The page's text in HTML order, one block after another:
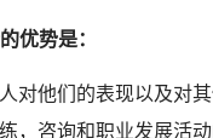
优势是：
对他们的表现以及对
，咨询和职业发展活动